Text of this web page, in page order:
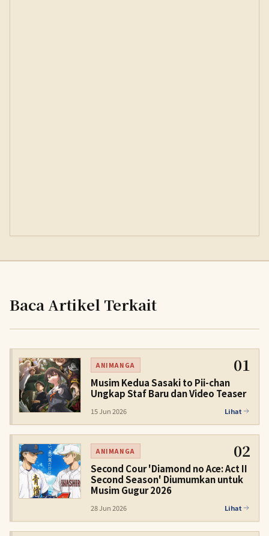
Baca Artikel Terkait
ANIMANGA 01
Musim Kedua Sasaki to Pii-chan
Ungkap Staf Baru dan Video Teaser
15 Jun 2026 Lihat
ANIMANGA 02
Second Cour 'Diamond no Ace: Act II
Second Season' Diumumkan untuk
Musim Gugur 2026
28 Jun 2026 Lihat